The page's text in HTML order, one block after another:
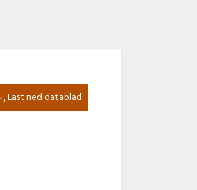
Last ned datablad